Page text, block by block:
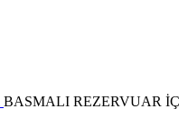
BASMALI REZERVUAR İÇ